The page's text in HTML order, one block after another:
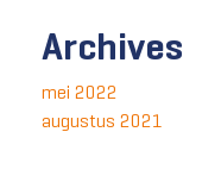
Archives
mei 2022
augustus 2021